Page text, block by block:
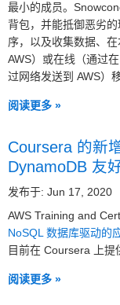
最小的成员。
背包，并能抵御恶劣
序，以及收集数据、
AWS）或在线（通过
过网络发送到 AWS）
阅读更多 »
Coursera 的新
DynamoDB 友
发布于: Jun 17, 2020
AWS Training and
NoSQL 数据库驱动的
目前在 Coursera 上提
阅读更多 »